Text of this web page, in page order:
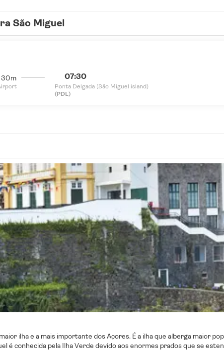
São Miguel
30m 07:30
Ponta Delgada (São Miguel island)
(PDL)
ilha e a mais importante dos Açores. É a ilha que alberga maior
é conhecida pela Ilha Verde devido aos enormes prados que se